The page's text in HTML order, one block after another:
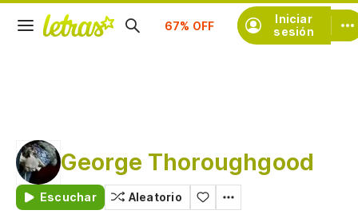
Iniciar
sesión
Suscríbete
George Thoroughgood
Escuchar Aleatorio